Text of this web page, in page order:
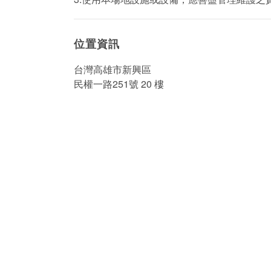
位置資訊
台灣高雄市新興區
民權一路251號 20 樓